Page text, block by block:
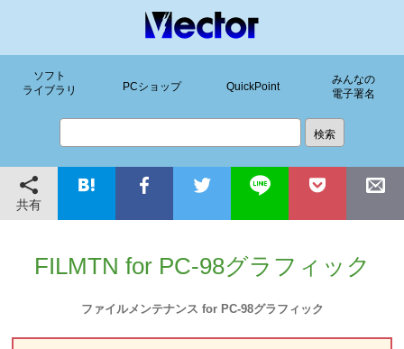
ソフト
ライブラリ
PCショップ QuickPoint
みんなの
電子署名
共有
FILMTN for PC-98グラフィック
ファイルメンテナンス for PC-98グラフィック